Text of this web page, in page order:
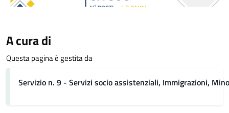
A cura di
Questa pagina è gestita da
Servizio n. 9 - Servizi socio assistenziali, Immigrazioni,